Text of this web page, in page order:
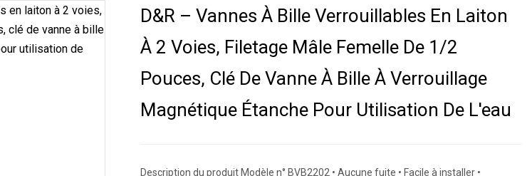
D&R – Vannes À Bille Verrouillables En Laiton
À 2 Voies, Filetage Mâle Femelle De 1/2
Pouces, Clé De Vanne À Bille À Verrouillage
Magnétique Étanche Pour Utilisation De L'eau
Description du produit Modèle n° BVB2202 • Aucune fuite • Facile à installer •